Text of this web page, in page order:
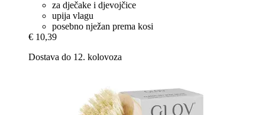
za dječake i djevojčice
upija vlagu
posebno nježan prema kosi
€ 10,39
Dostava do 12. kolovoza